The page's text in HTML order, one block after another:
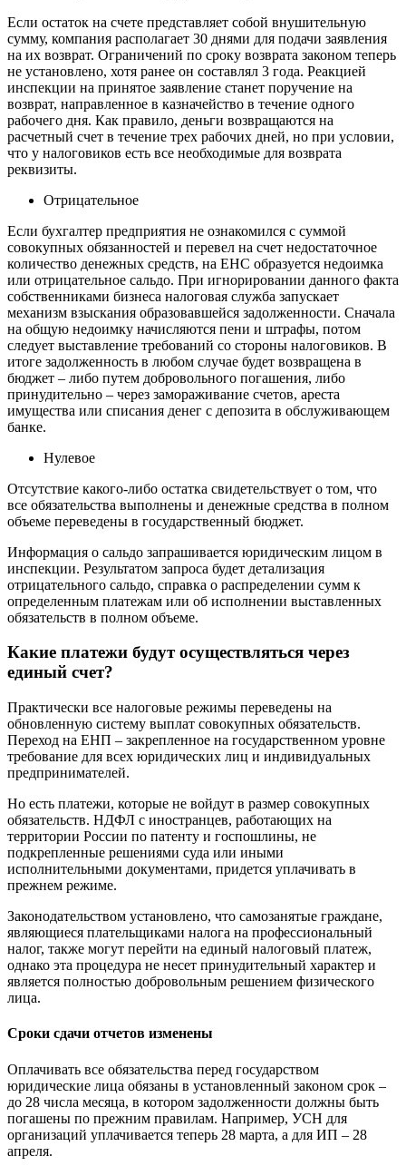
Если остаток на счете представляет собой внушительную
сумму, компания располагает 30 днями для подачи заявления
на их возврат. Ограничений по сроку возврата законом теперь
не установлено, хотя ранее он составлял 3 года. Реакцией
инспекции на принятое заявление станет поручение на
возврат, направленное в казначейство в течение одного
рабочего дня. Как правило, деньги возвращаются на
расчетный счет в течение трех рабочих дней, но при условии,
что у налоговиков есть все необходимые для возврата
реквизиты.
Отрицательное
Если бухгалтер предприятия не ознакомился с суммой
совокупных обязанностей и перевел на счет недостаточное
количество денежных средств, на ЕНС образуется недоимка
или отрицательное сальдо. При игнорировании данного факта
собственниками бизнеса налоговая служба запускает
механизм взыскания образовавшейся задолженности. Сначала
на общую недоимку начисляются пени и штрафы, потом
следует выставление требований со стороны налоговиков. В
итоге задолженность в любом случае будет возвращена в
бюджет – либо путем добровольного погашения, либо
принудительно – через замораживание счетов, ареста
имущества или списания денег с депозита в обслуживающем
банке.
Нулевое
Отсутствие какого-либо остатка свидетельствует о том, что
все обязательства выполнены и денежные средства в полном
объеме переведены в государственный бюджет.
Информация о сальдо запрашивается юридическим лицом в
инспекции. Результатом запроса будет детализация
отрицательного сальдо, справка о распределении сумм к
определенным платежам или об исполнении выставленных
обязательств в полном объеме.
Какие платежи будут осуществляться через
единый счет?
Практически все налоговые режимы переведены на
обновленную систему выплат совокупных обязательств.
Переход на ЕНП – закрепленное на государственном уровне
требование для всех юридических лиц и индивидуальных
предпринимателей.
Но есть платежи, которые не войдут в размер совокупных
обязательств. НДФЛ с иностранцев, работающих на
территории России по патенту и госпошлины, не
подкрепленные решениями суда или иными
исполнительными документами, придется уплачивать в
прежнем режиме.
Законодательством установлено, что самозанятые граждане,
являющиеся плательщиками налога на профессиональный
налог, также могут перейти на единый налоговый платеж,
однако эта процедура не несет принудительный характер и
является полностью добровольным решением физического
лица.
Сроки сдачи отчетов изменены
Оплачивать все обязательства перед государством
юридические лица обязаны в установленный законом срок –
до 28 числа месяца, в котором задолженности должны быть
погашены по прежним правилам. Например, УСН для
организаций уплачивается теперь 28 марта, а для ИП – 28
апреля.